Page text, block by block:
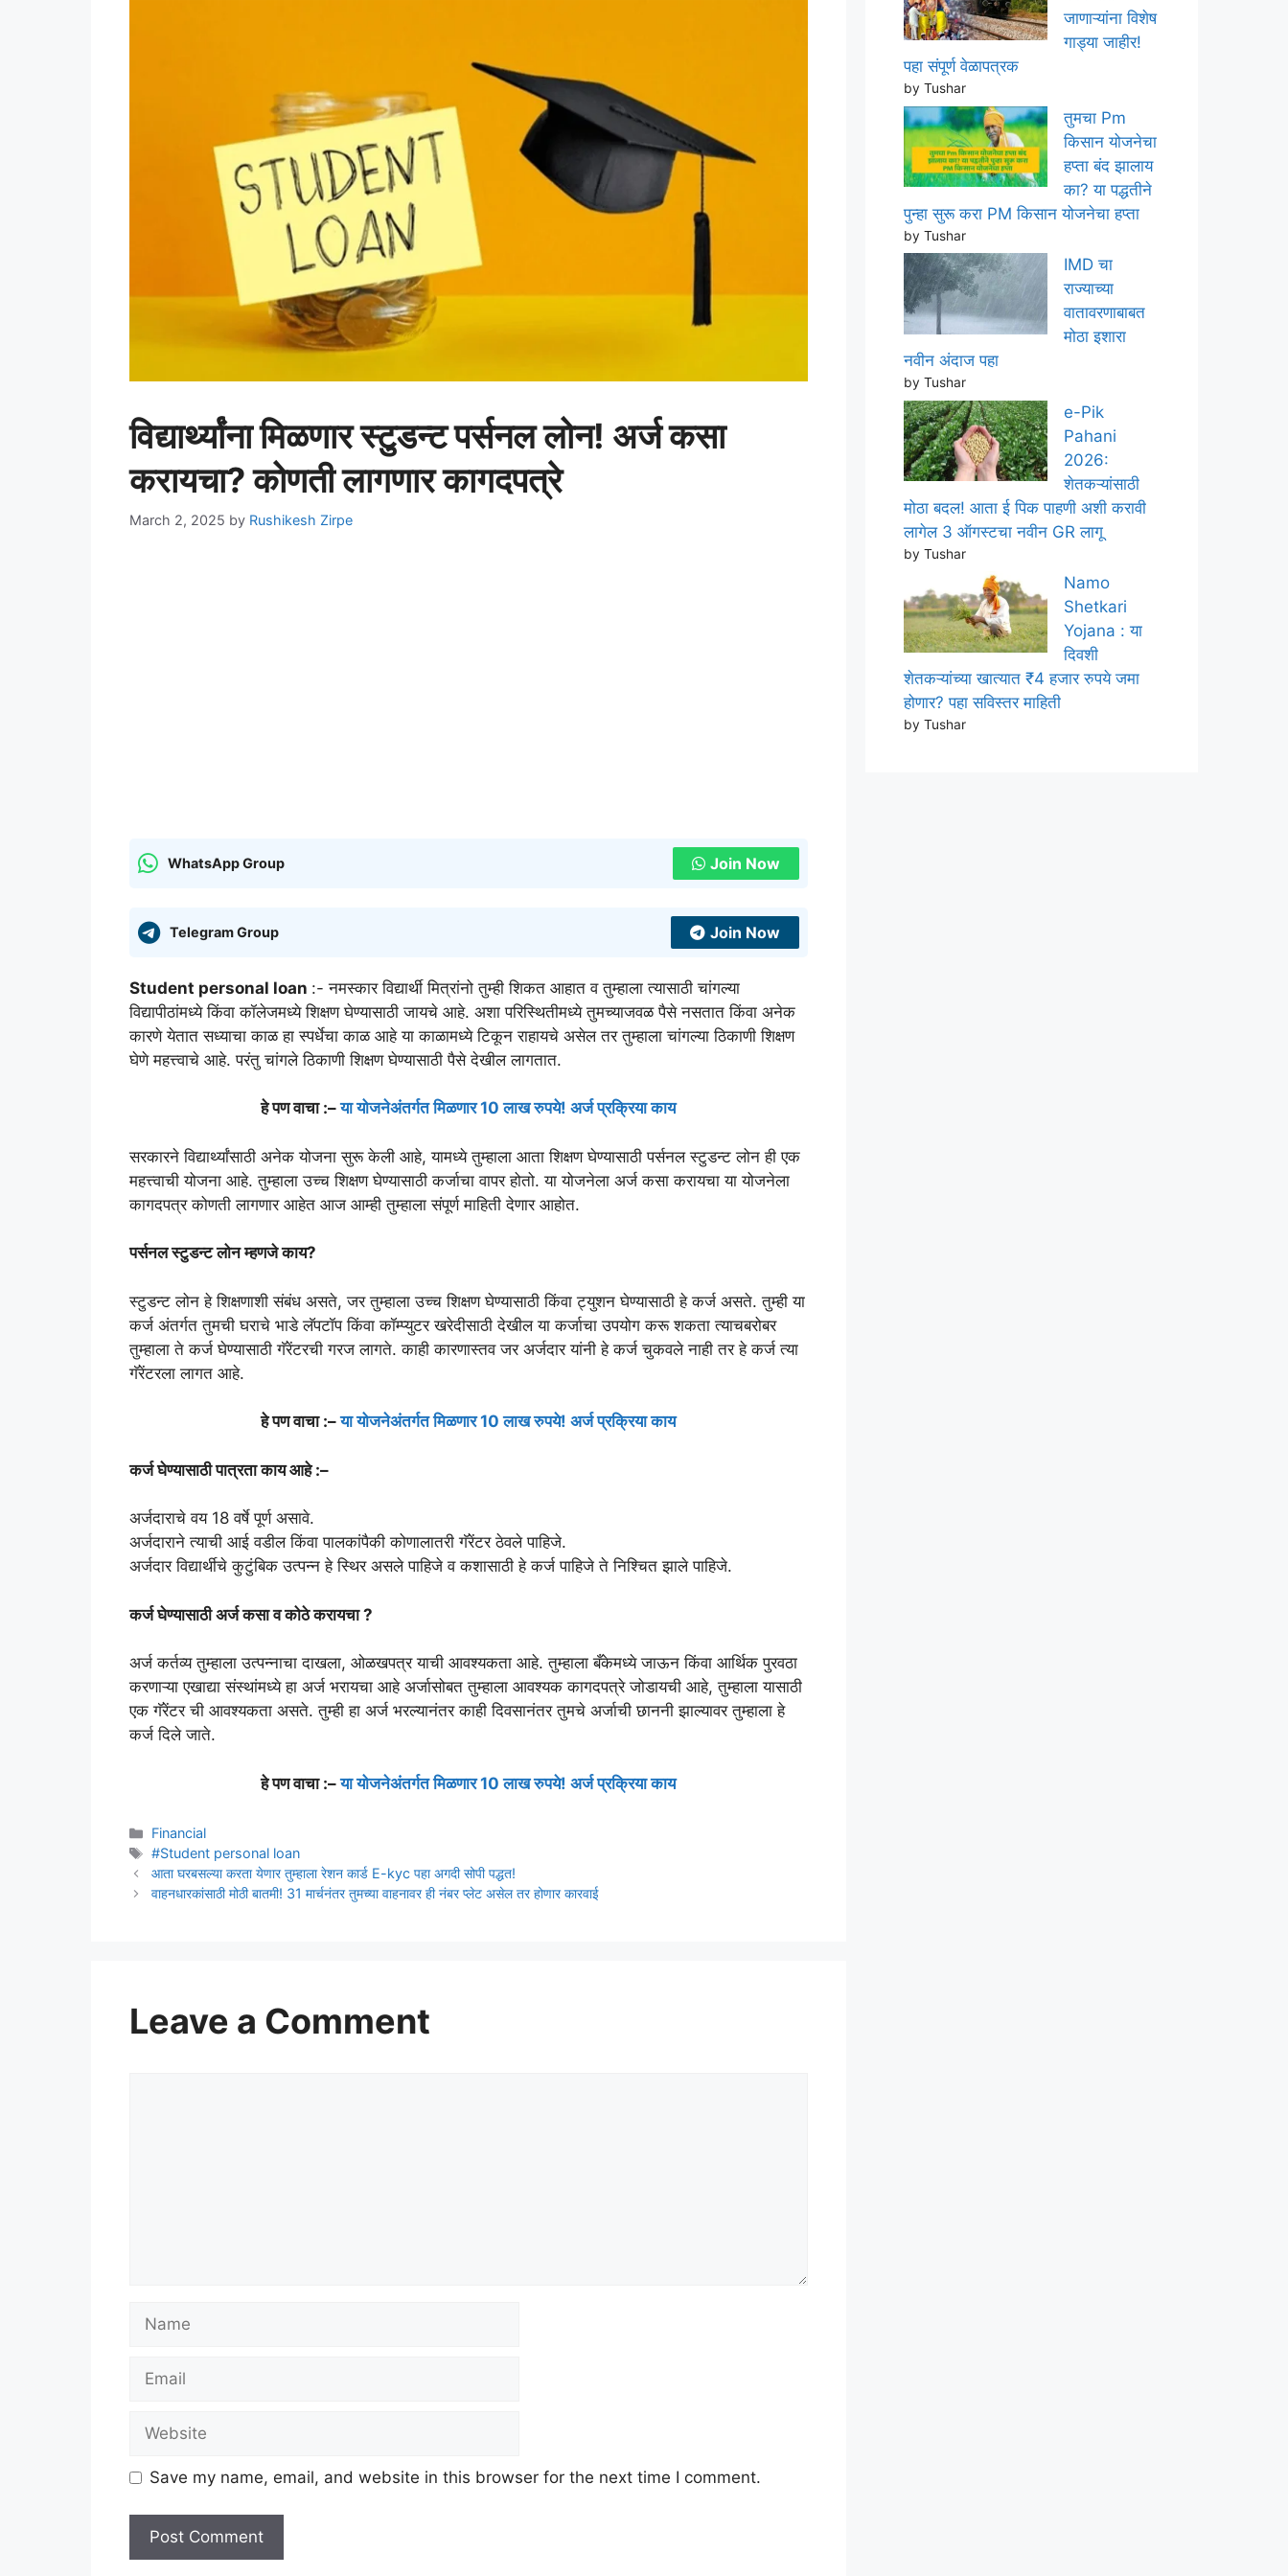
विद्यार्थ्यांना मिळणार स्टुडन्ट पर्सनल लोन! अर्ज कसा
करायचा? कोणती लागणार कागदपत्रे
March 2, 2025 by Rushikesh Zirpe
WhatsApp Group Join Now
Telegram Group Join Now
Student personal loan :- नमस्कार विद्यार्थी मित्रांनो तुम्ही शिकत आहात व तुम्हाला त्यासाठी चांगल्या
विद्यापीठांमध्ये किंवा कॉलेजमध्ये शिक्षण घेण्यासाठी जायचे आहे. अशा परिस्थितीमध्ये तुमच्याजवळ पैसे नसतात किंवा अनेक
कारणे येतात सध्याचा काळ हा स्पर्धेचा काळ आहे या काळामध्ये टिकून राहायचे असेल तर तुम्हाला चांगल्या ठिकाणी शिक्षण
घेणे महत्त्वाचे आहे. परंतु चांगले ठिकाणी शिक्षण घेण्यासाठी पैसे देखील लागतात.
हे पण वाचा :–या योजनेअंतर्गत मिळणार 10 लाख रुपये! अर्ज प्रक्रिया काय
सरकारने विद्यार्थ्यांसाठी अनेक योजना सुरू केली आहे, यामध्ये तुम्हाला आता शिक्षण घेण्यासाठी पर्सनल स्टुडन्ट लोन ही एक
महत्त्वाची योजना आहे. तुम्हाला उच्च शिक्षण घेण्यासाठी कर्जाचा वापर होतो. या योजनेला अर्ज कसा करायचा या योजनेला
कागदपत्र कोणती लागणार आहेत आज आम्ही तुम्हाला संपूर्ण माहिती देणार आहोत.
पर्सनल स्टुडन्ट लोन म्हणजे काय?
स्टुडन्ट लोन हे शिक्षणाशी संबंध असते, जर तुम्हाला उच्च शिक्षण घेण्यासाठी किंवा ट्युशन घेण्यासाठी हे कर्ज असते. तुम्ही या
कर्ज अंतर्गत तुमची घराचे भाडे लॅपटॉप किंवा कॉम्प्युटर खरेदीसाठी देखील या कर्जाचा उपयोग करू शकता त्याचबरोबर
तुम्हाला ते कर्ज घेण्यासाठी गॅरेंटरची गरज लागते. काही कारणास्तव जर अर्जदार यांनी हे कर्ज चुकवले नाही तर हे कर्ज त्या
गॅरेंटरला लागत आहे.
हे पण वाचा :–या योजनेअंतर्गत मिळणार 10 लाख रुपये! अर्ज प्रक्रिया काय
कर्ज घेण्यासाठी पात्रता काय आहे :–
अर्जदाराचे वय 18 वर्षे पूर्ण असावे.
अर्जदाराने त्याची आई वडील किंवा पालकांपैकी कोणालातरी गॅरेंटर ठेवले पाहिजे.
अर्जदार विद्यार्थीचे कुटुंबिक उत्पन्न हे स्थिर असले पाहिजे व कशासाठी हे कर्ज पाहिजे ते निश्चित झाले पाहिजे.
कर्ज घेण्यासाठी अर्ज कसा व कोठे करायचा ?
अर्ज कर्तव्य तुम्हाला उत्पन्नाचा दाखला, ओळखपत्र याची आवश्यकता आहे. तुम्हाला बँकेमध्ये जाऊन किंवा आर्थिक पुरवठा
करणाऱ्या एखाद्या संस्थांमध्ये हा अर्ज भरायचा आहे अर्जासोबत तुम्हाला आवश्यक कागदपत्रे जोडायची आहे, तुम्हाला यासाठी
एक गॅरेंटर ची आवश्यकता असते. तुम्ही हा अर्ज भरल्यानंतर काही दिवसानंतर तुमचे अर्जाची छाननी झाल्यावर तुम्हाला हे
कर्ज दिले जाते.
हे पण वाचा :–या योजनेअंतर्गत मिळणार 10 लाख रुपये! अर्ज प्रक्रिया काय
Categories
Financial
Tags
#Student personal loan
आता घरबसल्या करता येणार तुम्हाला रेशन कार्ड E-kyc पहा अगदी सोपी पद्धत!
वाहनधारकांसाठी मोठी बातमी! 31 मार्चनंतर तुमच्या वाहनावर ही नंबर प्लेट असेल तर होणार कारवाई
Leave a Comment
Name
Email
Website
Save my name, email, and website in this browser for the next time I comment.
जाणाऱ्यांना विशेष
गाड्या जाहीर!
पहा संपूर्ण वेळापत्रक
by Tushar
तुमचा Pm
किसान योजनेचा
हप्ता बंद झालाय
का? या पद्धतीने
पुन्हा सुरू करा PM किसान योजनेचा हप्ता
by Tushar
IMD चा
राज्याच्या
वातावरणाबाबत
मोठा इशारा
नवीन अंदाज पहा
by Tushar
e-Pik
Pahani
2026:
शेतकऱ्यांसाठी
मोठा बदल! आता ई पिक पाहणी अशी करावी
लागेल 3 ऑगस्टचा नवीन GR लागू
by Tushar
Namo
Shetkari
Yojana : या
दिवशी
शेतकऱ्यांच्या खात्यात ₹4 हजार रुपये जमा
होणार? पहा सविस्तर माहिती
by Tushar